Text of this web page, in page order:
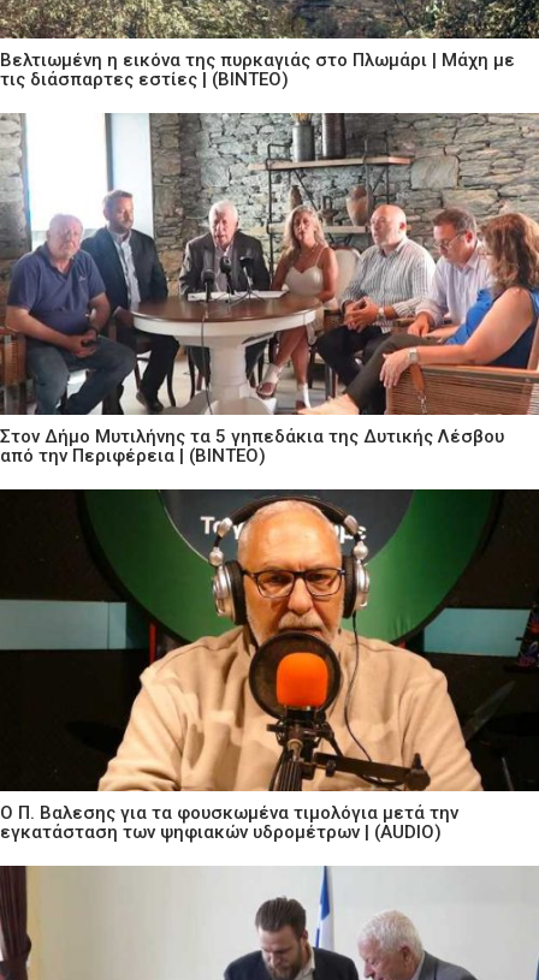
Βελτιωμένη η εικόνα της πυρκαγιάς στο Πλωμάρι | Μάχη με
τις διάσπαρτες εστίες | (ΒΙΝΤΕΟ)
Στον Δήμο Μυτιλήνης τα 5 γηπεδάκια της Δυτικής Λέσβου
από την Περιφέρεια | (ΒΙΝΤΕΟ)
Ο Π. Βαλεσης για τα φουσκωμένα τιμολόγια μετά την
εγκατάσταση των ψηφιακών υδρομέτρων | (AUDIO)